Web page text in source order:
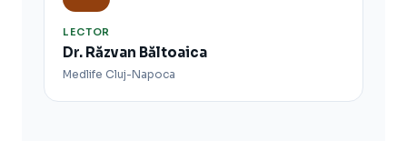
LECTOR
Dr. Răzvan Băltoaica
Medlife Cluj-Napoca